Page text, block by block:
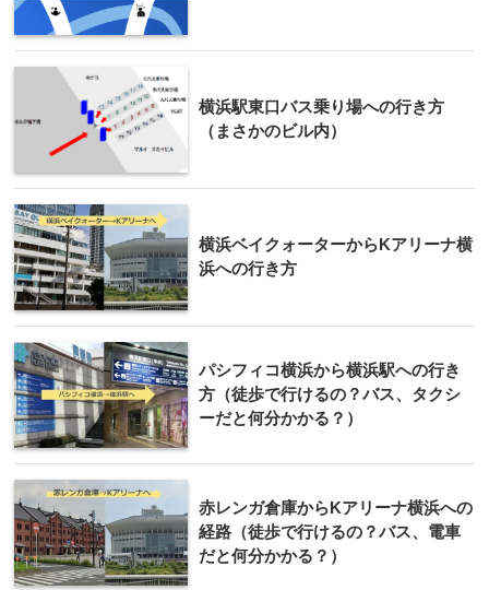
横浜駅東口バス乗り場への行き方
（まさかのビル内）
横浜ベイクォーターからKアリーナ横
浜への行き方
パシフィコ横浜から横浜駅への行き
方（徒歩で行けるの？バス、タクシ
ーだと何分かかる？）
赤レンガ倉庫からKアリーナ横浜への
経路（徒歩で行けるの？バス、電車
だと何分かかる？）